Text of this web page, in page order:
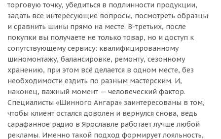
торговую точку, убедиться в подлинности продукции,
задать все интересующие вопросы, посмотреть образцы
и сравнить шины прямо на месте. В-третьих, после
покупки вы получаете не только товар, но и доступ к
сопутствующему сервису: квалифицированному
шиномонтажу, балансировке, ремонту, сезонному
хранению, при этом всё делается в одном месте, без
необходимости ездить по разным мастерским. И,
наконец, важный момент — человеческий фактор.
Специалисты «Шинного Ангара» заинтересованы в том,
чтобы клиент остался доволен и вернулся снова, ведь
сарафанное радио в Ярославле работает лучше любой
рекламы. Именно такой подход формирует лояльность,